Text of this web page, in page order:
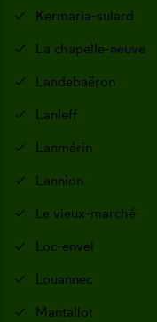
Kermaria-sulard
La chapelle-neuve
Landebaëron
Lanleff
Lanmérin
Lannion
Le vieux-marché
Loc-envel
Louannec
Mantallot